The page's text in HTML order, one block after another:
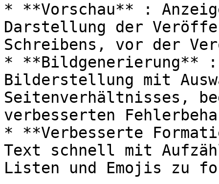
* **Vorschau** :
Darstellung der
Schreibens, vor der
* **Bildgenerierung** :
Bilderstellung mit
Seitenverhältnisses,
verbesserten
* **Verbesserte
Text schnell mit
Listen und Emojis zu